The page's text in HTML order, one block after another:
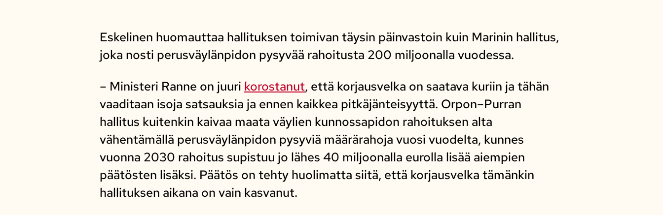
Eskelinen huomauttaa hallituksen toimivan täysin päinvastoin kuin Marinin hallitus,
joka nosti perusväylänpidon pysyvää rahoitusta 200 miljoonalla vuodessa.
– Ministeri Ranne on juuri korostanut, että korjausvelka on saatava kuriin ja tähän
vaaditaan isoja satsauksia ja ennen kaikkea pitkäjänteisyyttä. Orpon–Purran
hallitus kuitenkin kaivaa maata väylien kunnossapidon rahoituksen alta
vähentämällä perusväylänpidon pysyviä määrärahoja vuosi vuodelta, kunnes
vuonna 2030 rahoitus supistuu jo lähes 40 miljoonalla eurolla lisää aiempien
päätösten lisäksi. Päätös on tehty huolimatta siitä, että korjausvelka tämänkin
hallituksen aikana on vain kasvanut.